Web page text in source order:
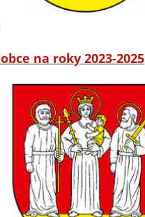
na roky 2023-2025